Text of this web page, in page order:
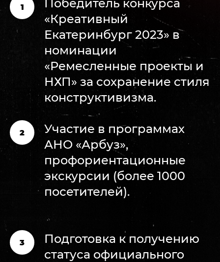
Победитель конкурса
«Креативный
Екатеринбург 2023» в
номинации
«Ремесленные проекты и
НХП» за сохранение стиля
конструктивизма.
Участие в программах
АНО «Арбуз»,
профориентационные
экскурсии (более 1000
посетителей).
Подготовка к получению
статуса официального